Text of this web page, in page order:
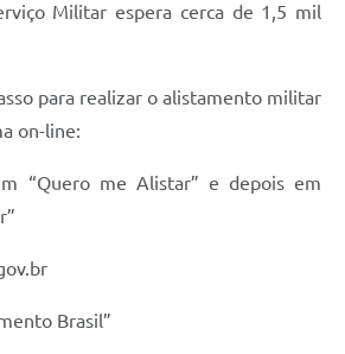
Pública
Militar espera cerca de 1,5 mil
para realizar o alistamento militar
on-line:
“Quero me Alistar” e depois em
Brasil”